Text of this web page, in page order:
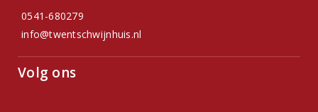
0541-680279
info@twentschwijnhuis.nl
Volg ons